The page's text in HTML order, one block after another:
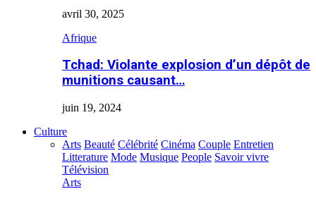
avril 30, 2025
Afrique
Tchad: Violante explosion d’un dépôt de
munitions causant…
juin 19, 2024
Culture
Arts Beauté Célébrité Cinéma Couple Entretien
Litterature Mode Musique People Savoir vivre
Télévision
Arts